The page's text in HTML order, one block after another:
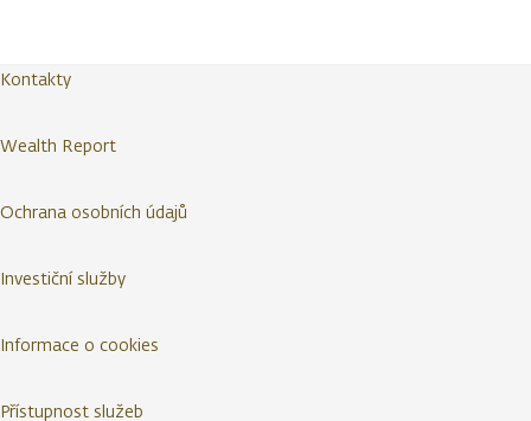
Kontakty
Wealth Report
Ochrana osobních údajů
Investiční služby
Informace o cookies
Přístupnost služeb